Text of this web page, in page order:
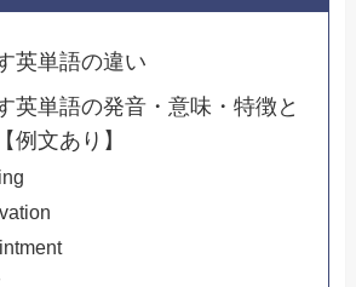
英単語の違い
英単語の発音・意味・特徴と
例文あり】